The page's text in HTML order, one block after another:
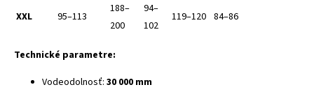
XXL 95–113
188–
200
94–
102
119–120 84–86
Technické parametre:
Vodeodolnosť: 30 000 mm